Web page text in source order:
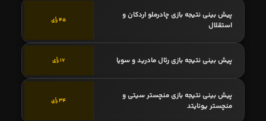
پیش بینی نتیجه بازی چادرملو اردکان و
استقلال
45 رأی
پیش بینی نتیجه بازی رئال مادرید و سویا 17 رأی
پیش بینی نتیجه بازی منچستر سیتی و
منچستر یونایتد
34 رأی